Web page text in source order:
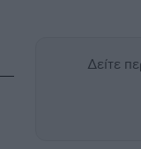
Δείτε